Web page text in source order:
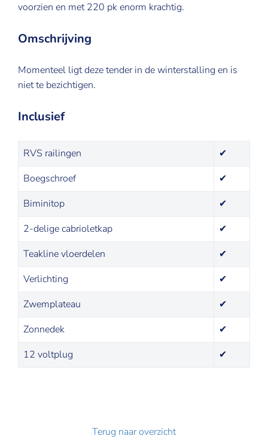
voorzien en met 220 pk enorm krachtig.
Omschrijving
Momenteel ligt deze tender in de winterstalling en is
niet te bezichtigen.
Inclusief
RVS railingen
✔
Boegschroef
✔
Biminitop
✔
2-delige cabrioletkap
✔
Teakline vloerdelen
✔
Verlichting
✔
Zwemplateau
✔
Zonnedek
✔
12 voltplug
✔
Terug naar overzicht